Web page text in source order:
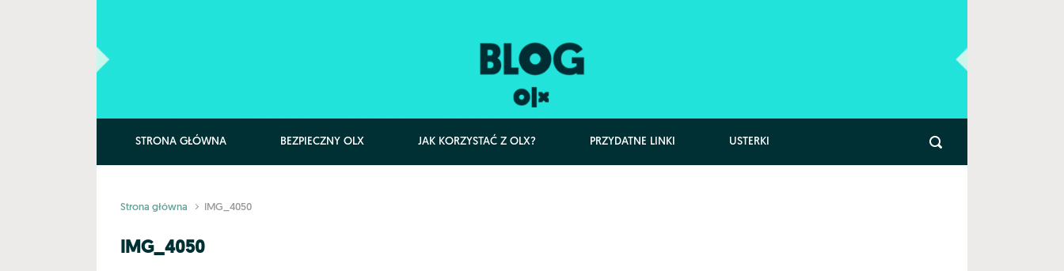
STRONA GŁÓWNA BEZPIECZNY OLX JAK KORZYSTAĆ Z OLX? PRZYDATNE LINKI USTERKI
Strona główna IMG_4050
IMG_4050